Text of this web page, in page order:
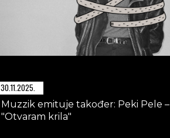
30.11.2025.
Muzzik emituje također: Peki Pele –
"Otvaram krila"